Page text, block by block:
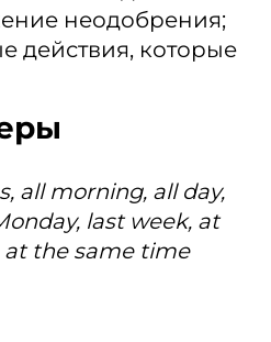
неодобрения;
действия, которые
all morning, all day,
last week, at
the same time